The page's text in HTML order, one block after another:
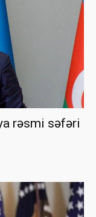
rəsmi səfəri